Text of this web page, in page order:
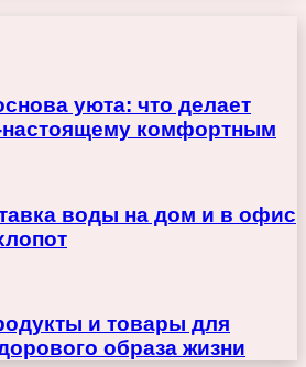
уюта: что делает
настоящему комфортным
воды на дом и в офис
и товары для
образа жизни